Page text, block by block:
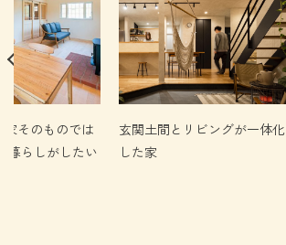
そのものでは
暮らしがしたい
玄関土間とリビングが一体化
した家